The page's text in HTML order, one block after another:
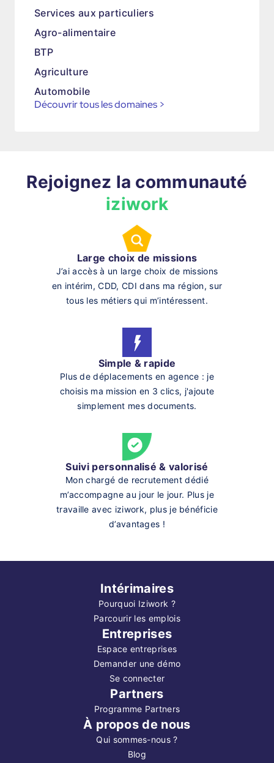
Services aux particuliers
Agro-alimentaire
BTP
Agriculture
Automobile
Découvrir tous les domaines >
Rejoignez la communauté
iziwork
Large choix de missions
J’ai accès à un large choix de missions
en intérim, CDD, CDI dans ma région, sur
tous les métiers qui m’intéressent.
Simple & rapide
Plus de déplacements en agence : je
choisis ma mission en 3 clics, j'ajoute
simplement mes documents.
Suivi personnalisé & valorisé
Mon chargé de recrutement dédié
m’accompagne au jour le jour. Plus je
travaille avec iziwork, plus je bénéficie
d’avantages !
Intérimaires
Pourquoi Iziwork ?
Parcourir les emplois
Entreprises
Espace entreprises
Demander une démo
Se connecter
Partners
Programme Partners
À propos de nous
Qui sommes-nous ?
Blog